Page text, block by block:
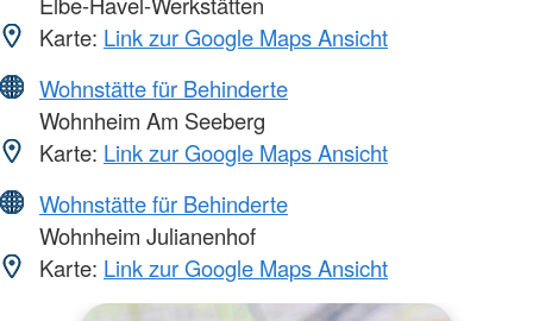
Karte: Link zur Google Maps Ansicht
Wohnstätte für Behinderte
Wohnheim Am Seeberg
Karte: Link zur Google Maps Ansicht
Wohnstätte für Behinderte
Wohnheim Julianenhof
Karte: Link zur Google Maps Ansicht